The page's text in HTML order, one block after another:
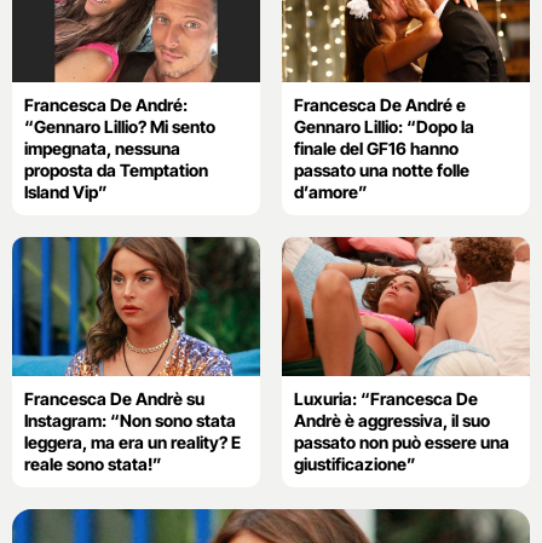
Francesca De André:
“Gennaro Lillio? Mi sento
impegnata, nessuna
proposta da Temptation
Island Vip”
Francesca De André e
Gennaro Lillio: “Dopo la
finale del GF16 hanno
passato una notte folle
d’amore”
Francesca De Andrè su
Instagram: “Non sono stata
leggera, ma era un reality? E
reale sono stata!”
Luxuria: “Francesca De
Andrè è aggressiva, il suo
passato non può essere una
giustificazione”